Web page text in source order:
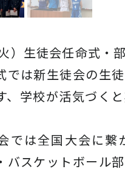
）生徒会任命式・
では新生徒会の生
、学校が活気づく
では全国大会に
バスケットボール